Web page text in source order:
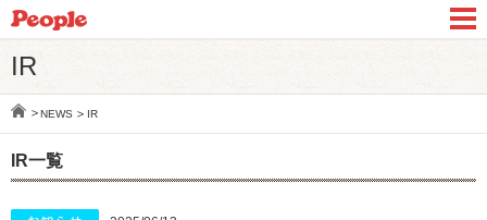
IR
NEWS IR
IR一覧